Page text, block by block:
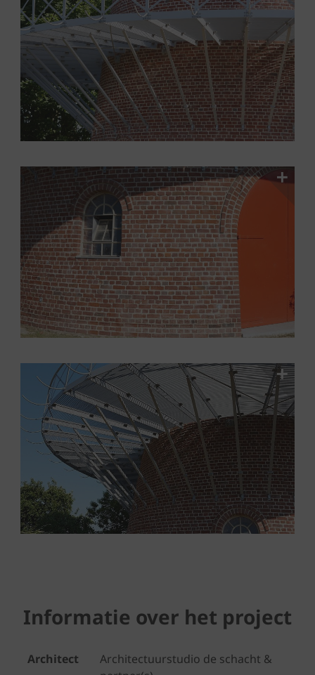
Informatie over het project
Architect
Architectuurstudio de schacht &